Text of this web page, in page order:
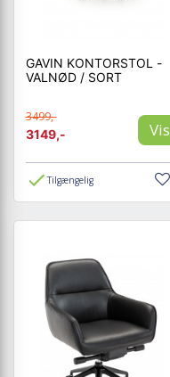
GAVIN KONTORSTOL -
VALNØD / SORT
3499,-
3149,-
Vis
Tilgængelig